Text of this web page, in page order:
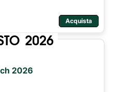
Acquista
2026
2026